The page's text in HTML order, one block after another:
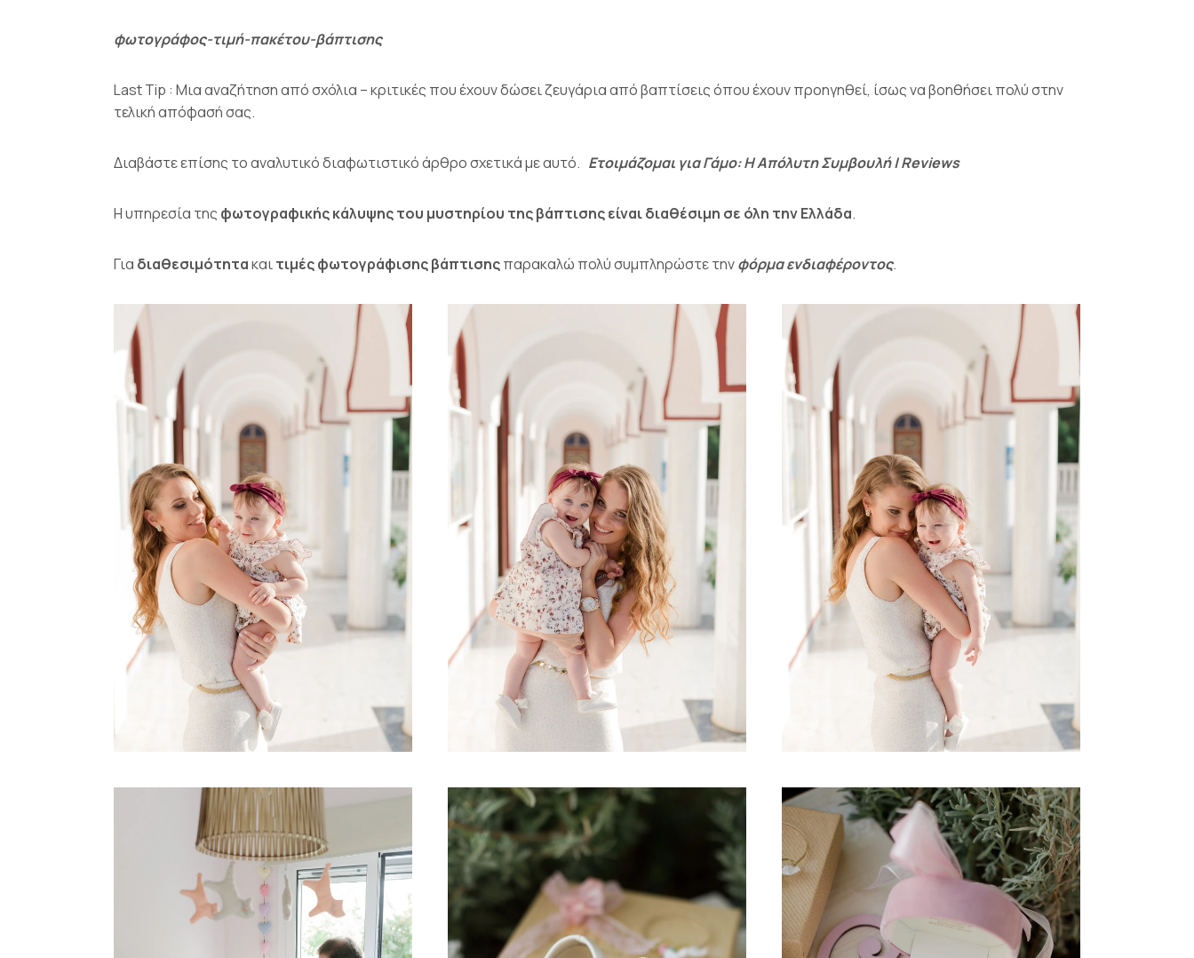
φωτογράφος-τιμή-πακέτου-βάπτισης
Last Tip : Μια αναζήτηση από σχόλια – κριτικές που έχουν δώσει ζευγάρια από βαπτίσεις όπου έχουν προηγηθεί, ίσως να βοηθήσει πολύ στην
τελική απόφασή σας.
Διαβάστε επίσης το αναλυτικό διαφωτιστικό άρθρο σχετικά με αυτό. Ετοιμάζομαι για Γάμο: Η Απόλυτη Συμβουλή | Reviews
Η υπηρεσία της φωτογραφικής κάλυψηςτου μυστηρίου της βάπτισης είναι διαθέσιμη σε όλη την Ελλάδα.
Για διαθεσιμότητακαιτιμές φωτογράφισης βάπτισηςπαρακαλώ πολύ συμπληρώστε τηνφόρμα ενδιαφέροντος.